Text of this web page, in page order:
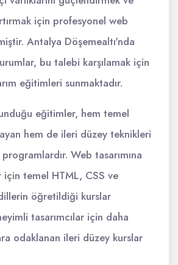
için profesyonel web
Antalya Döşemealtı'nda
bu talebi karşılamak için
eğitimleri sunmaktadır.
eğitimler, hem temel
hem de ileri düzey teknikleri
Web tasarımına
için temel HTML, CSS ve
öğretildiği kurslar
tasarımcılar için daha
odaklanan ileri düzey kurslar